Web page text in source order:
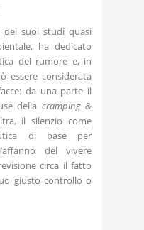
dei suoi studi quasi
ha dedicato
del rumore e, in
essere considerata
da una parte il
della cramping &
il silenzio come
di base per
del vivere
circa il fatto
giusto controllo o